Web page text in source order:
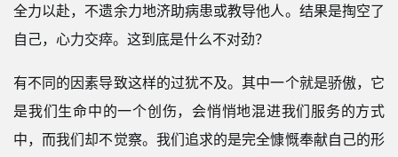
全力以赴，不遗余力地济助病患或教导他人。结果是掏空了
自己，心力交瘁。这到底是什么不对劲？
有不同的因素导致这样的过犹不及。其中一个就是骄傲，它
是我们生命中的一个创伤，会悄悄地混进我们服务的方式
中，而我们却不觉察。我们追求的是完全慷慨奉献自己的形